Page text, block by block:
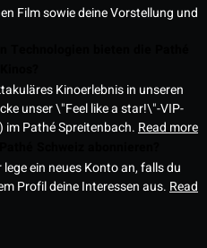
Film sowie deine Vorstellung und
Kinoerlebnis in unseren
unser \"Feel like a star!\"-VIP-
im Pathé Spreitenbach. Read more
ein neues Konto an, falls du
Profil deine Interessen aus. Read